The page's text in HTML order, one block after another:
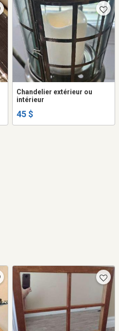
Chandelier extérieur ou
intérieur
45 $